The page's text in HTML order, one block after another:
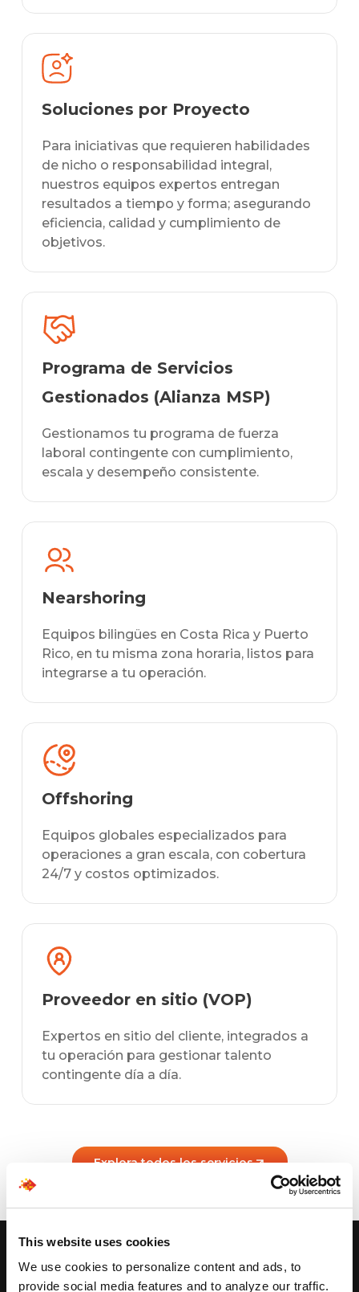
This website uses cookies
We use cookies to personalize content and ads, to
provide social media features and to analyze our traffic.
Soluciones por Proyecto
Para iniciativas que requieren habilidades
de nicho o responsabilidad integral,
nuestros equipos expertos entregan
resultados a tiempo y forma; asegurando
eficiencia, calidad y cumplimiento de
objetivos.
Programa de Servicios
Gestionados (Alianza MSP)
Gestionamos tu programa de fuerza
laboral contingente con cumplimiento,
escala y desempeño consistente.
Nearshoring
Equipos bilingües en Costa Rica y Puerto
Rico, en tu misma zona horaria, listos para
integrarse a tu operación.
Offshoring
Equipos globales especializados para
operaciones a gran escala, con cobertura
24/7 y costos optimizados.
Proveedor en sitio (VOP)
Expertos en sitio del cliente, integrados a
tu operación para gestionar talento
contingente día a día.
Explora todos los servicios
Soluciones para
Nuestro equipo de reclutadores especializados entiende